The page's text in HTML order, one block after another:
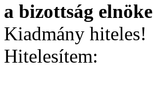
a bizottság elnöke
Kiadmány hiteles!
Hitelesítem: